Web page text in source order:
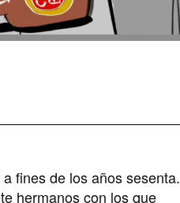
fines de los años sesenta.
hermanos con los que